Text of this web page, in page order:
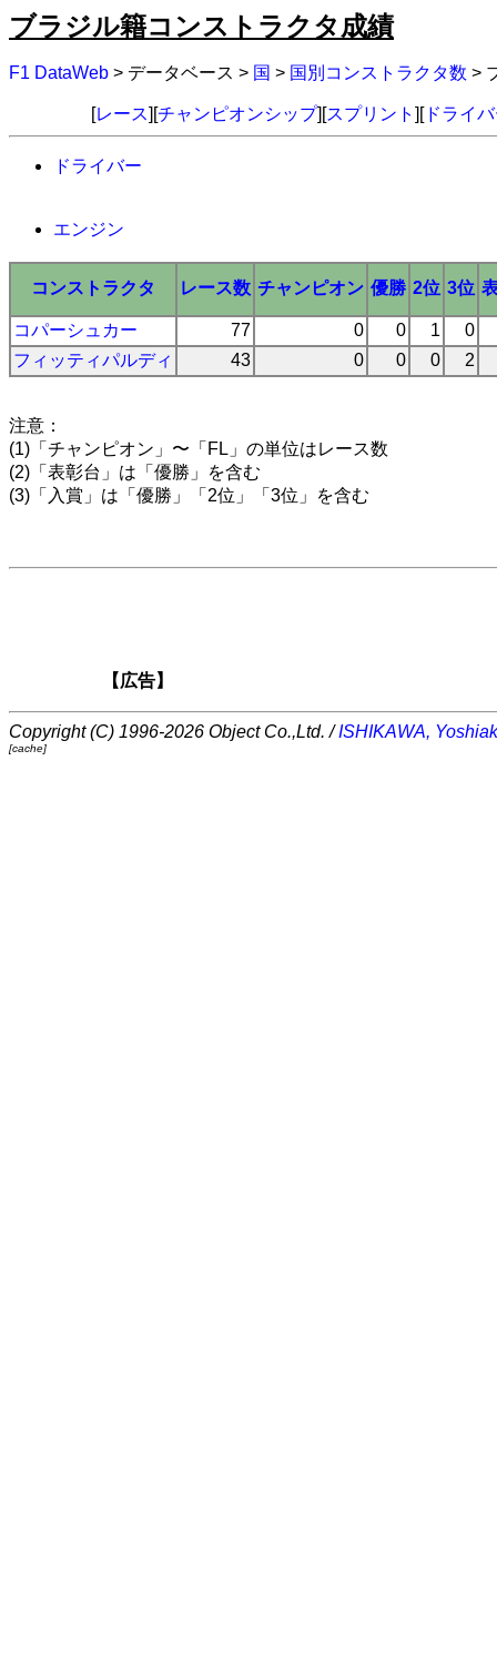
ブラジル籍コンストラクタ成績
F1 DataWeb > データベース > 国 > 国別コンストラクタ数 >
[レース][チャンピオンシップ][スプリント ][ドライ
ドライバー
エンジン
コンストラクタ レース数 チャンピオン 優勝 2位 3位
コパーシュカー 77 0 0 1
0
フィッティパルディ
43 0 0 0 2
注意：
(1)「チャンピオン」〜「FL」の単位はレース数
(2)「表彰台」は「優勝」を含む
(3)「入賞」は「優勝」「2位」「3位」を含む
【広告】
Copyright (C) 1996-2026 Object Co.,Ltd. /ISHIKAWA,
[cache]